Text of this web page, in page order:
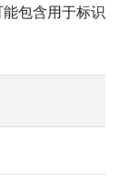
包含用于标识